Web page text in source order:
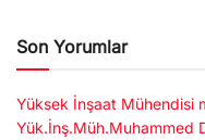
Son Yorumlar
Yüksek İnşaat Mühendisi
Yük.İnş.Müh.Muhammed